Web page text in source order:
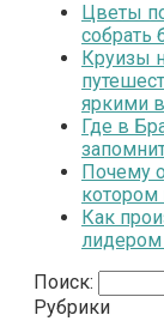
Цветы
собрать
Круизы
яркими
Где в
Почему
Как
лидером
Поиск:
Рубрики